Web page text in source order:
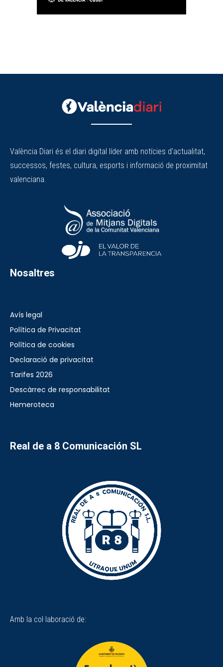
València Diari és el diari digital líder amb notícies d'actualitat,
successos, festes, cultura, esports i informació de proximitat
valenciana.
Nosaltres
Avís legal
Política de Privacitat
Política de cookies
Declaració de privacitat
Tarifes 2026
Descàrrec de responsabilitat
Hemeroteca
Real de a 8 Comunicación SL
Amb la col·laboració de: